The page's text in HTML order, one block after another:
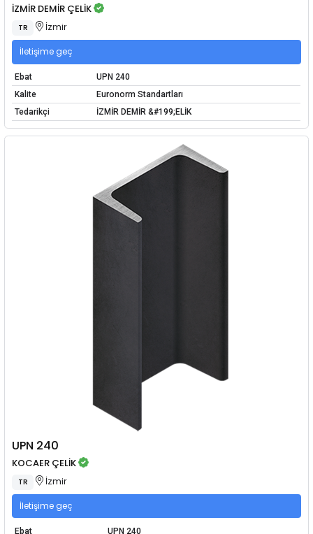
İZMİR DEMİR ÇELİK
TR İzmir
İletişime geç
Ebat
UPN 240
Kalite
Euronorm Standartları
Tedarikçi
İZMİR DEMİR &#199;ELİK
UPN 240
KOCAER ÇELİK
TR İzmir
İletişime geç
Ebat
UPN 240